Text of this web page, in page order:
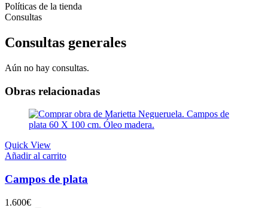
Políticas de la tienda
Consultas
Consultas generales
Aún no hay consultas.
Obras relacionadas
Quick View
Añadir al carrito
Campos de plata
1.600€